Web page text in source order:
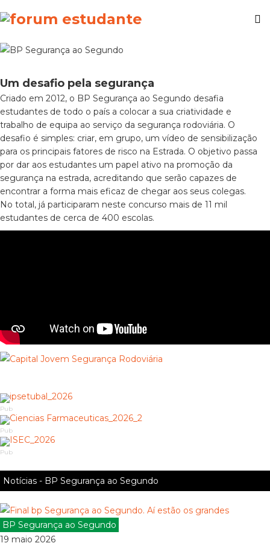
Um desafio pela segurança
Criado em 2012, o BP Segurança ao Segundo desafia
estudantes de todo o país a colocar a sua criatividade e
trabalho de equipa ao serviço da segurança rodoviária. O
desafio é simples: criar, em grupo, um vídeo de sensibilização
para os principais fatores de risco na Estrada. O objetivo passa
por dar aos estudantes um papel ativo na promoção da
segurança na estrada, acreditando que serão capazes de
encontrar a forma mais eficaz de chegar aos seus colegas.
No total, já participaram neste concurso mais de 11 mil
estudantes de cerca de 400 escolas.
Pub
Pub
Pub
Notícias - BP Segurança ao Segundo
BP Segurança ao Segundo
19 maio 2026